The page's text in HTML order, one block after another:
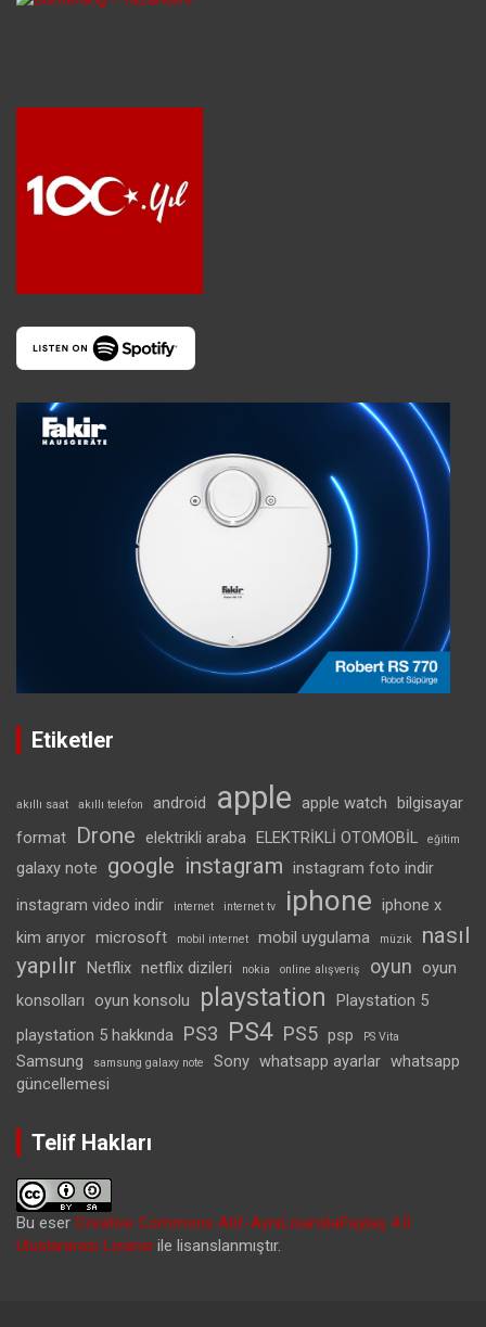
Etiketler
akıllı saat akıllı telefon android apple apple watch bilgisayar
format
Drone elektrikli araba ELEKTRİKLİ OTOMOBİL eğitim
galaxy note google instagram instagram foto indir
instagram video indir
internet internet tv iphone iphone x
kim arıyor microsoft mobil internet mobil uygulama müzik
nasıl
yapılır Netflix netflix dizileri nokia online alışveriş oyun
oyun
konsolları
oyun konsolu playstation
Playstation 5
playstation 5 hakkında PS3 PS4 PS5 psp PS Vita
Samsung samsung galaxy note Sony whatsapp ayarlar whatsapp
güncellemesi
Telif Hakları
Bu eser Creative Commons Atıf-AynıLisanslaPaylaş 4.0
Uluslararası Lisansı ile lisanslanmıştır.